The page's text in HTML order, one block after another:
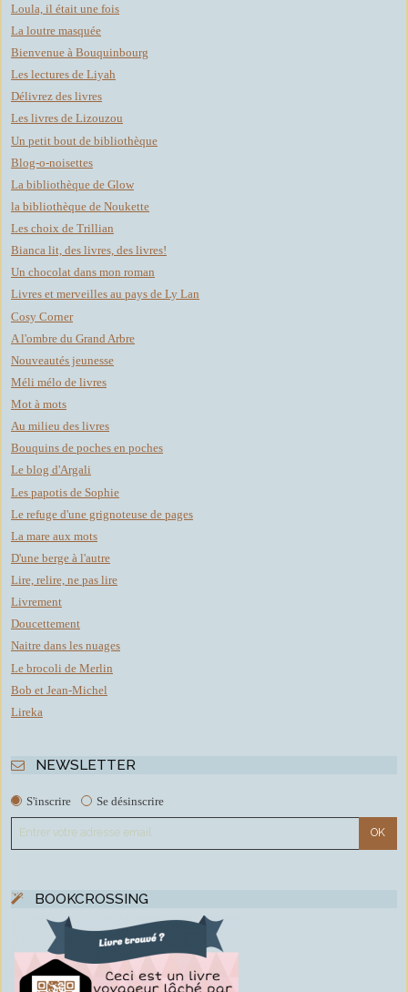
Loula, il était une fois
La loutre masquée
Bienvenue à Bouquinbourg
Les lectures de Liyah
Délivrez des livres
Les livres de Lizouzou
Un petit bout de bibliothèque
Blog-o-noisettes
La bibliothèque de Glow
la bibliothèque de Noukette
Les choix de Trillian
Bianca lit, des livres, des livres!
Un chocolat dans mon roman
Livres et merveilles au pays de Ly Lan
Cosy Corner
A l'ombre du Grand Arbre
Nouveautés jeunesse
Méli mélo de livres
Mot à mots
Au milieu des livres
Bouquins de poches en poches
Le blog d'Argali
Les papotis de Sophie
Le refuge d'une grignoteuse de pages
La mare aux mots
D'une berge à l'autre
Lire, relire, ne pas lire
Livrement
Doucettement
Naitre dans les nuages
Le brocoli de Merlin
Bob et Jean-Michel
Lireka
NEWSLETTER
S'inscrire Se désinscrire
BOOKCROSSING